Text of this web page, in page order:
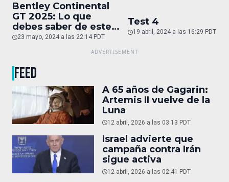
Bentley Continental
GT 2025: Lo que
debes saber de este
auto de superlujo
23 mayo, 2024 a las 22:14 PDT
Test 4
19 abril, 2024 a las 16:29 PDT
FEED
A 65 años de Gagarin:
Artemis II vuelve de la
Luna
12 abril, 2026 a las 03:13 PDT
Israel advierte que
campaña contra Irán
sigue activa
12 abril, 2026 a las 02:41 PDT